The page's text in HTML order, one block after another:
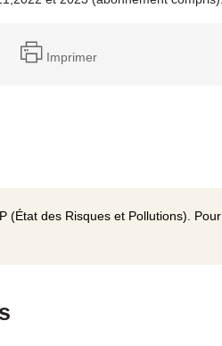
Imprimer
(État des Risques et Pollutions).